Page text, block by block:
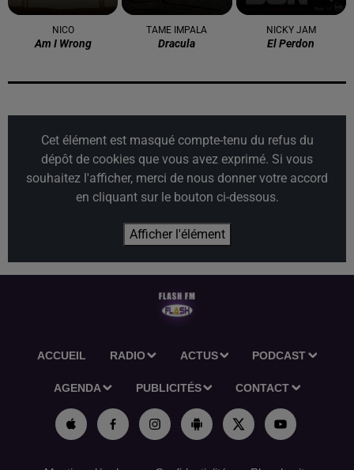
NICO
Am I Wrong
TAME IMPALA
Dracula
NICKY JAM
El Perdon
Cet élément est masqué compte-tenu du refus du
dépôt de cookies que vous avez exprimé. Si vous
souhaitez l'afficher, merci de nous donner votre accord
en cliquant sur le bouton ci-dessous.
Afficher l'élément
ACCUEIL RADIO ACTUS PODCAST
AGENDA PUBLICITÉS CONTACT